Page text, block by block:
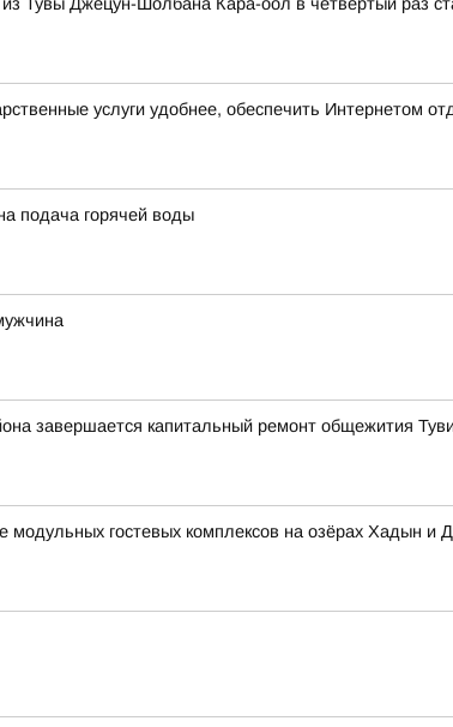
услуги удобнее, обеспечить Интернетом
подача горячей воды
завершается капитальный ремонт общежития
модульных гостевых комплексов на озёрах Хадын и